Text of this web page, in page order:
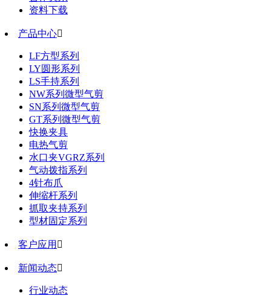
资料下载
产品中心
LF方型系列
LY圆形系列
LS手持系列
NW系列微型气剪
SN系列微型气剪
GT系列微型气剪
快换夹具
电热气剪
水口夹VGRZ系列
气动拨指系列
4针布爪
伸缩杆系列
抓取夹持系列
型材固定系列
客户应用 
新闻动态
行业动态